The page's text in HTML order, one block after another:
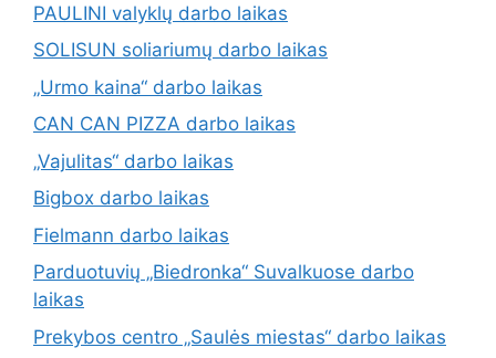
PAULINI valyklų darbo laikas
SOLISUN soliariumų darbo laikas
„Urmo kaina“ darbo laikas
CAN CAN PIZZA darbo laikas
„Vajulitas“ darbo laikas
Bigbox darbo laikas
Fielmann darbo laikas
Parduotuvių „Biedronka“ Suvalkuose darbo
laikas
Prekybos centro „Saulės miestas“ darbo laikas